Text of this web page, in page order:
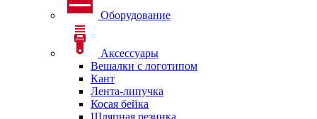
Оборудование
Аксессуары
Вешалки с логотипом
Кант
Лента-липучка
Косая бейка
Шляпная резинка